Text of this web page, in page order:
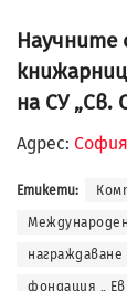
Научните
на СУ „Св.
Адрес:
Етикети:
награждаване
фондация „